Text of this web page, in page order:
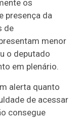
os
presença da
de
menor
o deputado
em plenário.
alerta quanto
de acessar
consegue